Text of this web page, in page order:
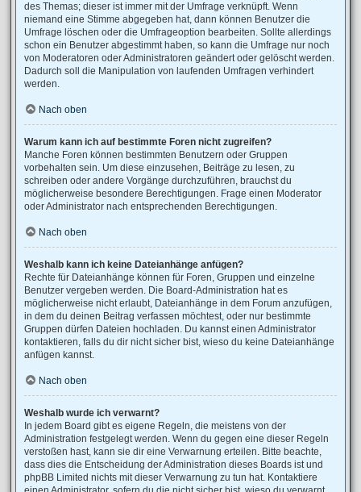
des Themas; dieser ist immer mit der Umfrage verknüpft. Wenn
niemand eine Stimme abgegeben hat, dann können Benutzer die
Umfrage löschen oder die Umfrageoption bearbeiten. Sollte allerdings
schon ein Benutzer abgestimmt haben, so kann die Umfrage nur noch
von Moderatoren oder Administratoren geändert oder gelöscht werden.
Dadurch soll die Manipulation von laufenden Umfragen verhindert
werden.
Nach oben
Warum kann ich auf bestimmte Foren nicht zugreifen?
Manche Foren können bestimmten Benutzern oder Gruppen
vorbehalten sein. Um diese einzusehen, Beiträge zu lesen, zu
schreiben oder andere Vorgänge durchzuführen, brauchst du
möglicherweise besondere Berechtigungen. Frage einen Moderator
oder Administrator nach entsprechenden Berechtigungen.
Nach oben
Weshalb kann ich keine Dateianhänge anfügen?
Rechte für Dateianhänge können für Foren, Gruppen und einzelne
Benutzer vergeben werden. Die Board-Administration hat es
möglicherweise nicht erlaubt, Dateianhänge in dem Forum anzufügen,
in dem du deinen Beitrag verfassen möchtest, oder nur bestimmte
Gruppen dürfen Dateien hochladen. Du kannst einen Administrator
kontaktieren, falls du dir nicht sicher bist, wieso du keine Dateianhänge
anfügen kannst.
Nach oben
Weshalb wurde ich verwarnt?
In jedem Board gibt es eigene Regeln, die meistens von der
Administration festgelegt werden. Wenn du gegen eine dieser Regeln
verstoßen hast, kann sie dir eine Verwarnung erteilen. Bitte beachte,
dass dies die Entscheidung der Administration dieses Boards ist und
phpBB Limited nichts mit dieser Verwarnung zu tun hat. Kontaktiere